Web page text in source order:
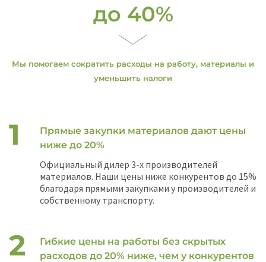
до 40%
Мы помогаем сократить расходы на работу, материалы и
уменьшить налоги
Прямые закупки материалов дают цены
ниже до 20%
Официальный дилер 3-х производителей
материалов. Наши цены ниже конкурентов до 15%
благодаря прямыми закупками у производителей и
собственному транспорту.
Гибкие цены на работы без скрытых
расходов до 20% ниже, чем у конкурентов